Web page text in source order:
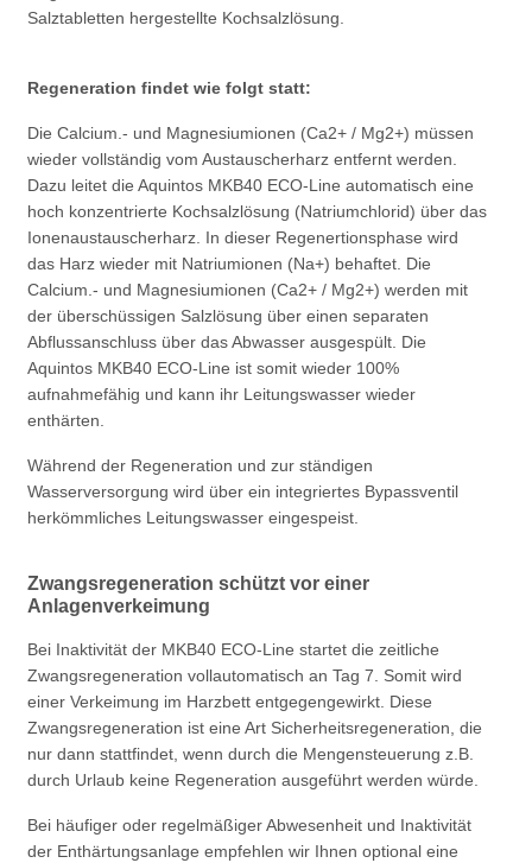
Salztabletten hergestellte Kochsalzlösung.
Regeneration findet wie folgt statt:
Die Calcium.- und Magnesiumionen (Ca2+ / Mg2+) müssen
wieder vollständig vom Austauscherharz entfernt werden.
Dazu leitet die Aquintos MKB40 ECO-Line automatisch eine
hoch konzentrierte Kochsalzlösung (Natriumchlorid) über das
Ionenaustauscherharz. In dieser Regenertionsphase wird
das Harz wieder mit Natriumionen (Na+) behaftet. Die
Calcium.- und Magnesiumionen (Ca2+ / Mg2+) werden mit
der überschüssigen Salzlösung über einen separaten
Abflussanschluss über das Abwasser ausgespült. Die
Aquintos MKB40 ECO-Line ist somit wieder 100%
aufnahmefähig und kann ihr Leitungswasser wieder
enthärten.
Während der Regeneration und zur ständigen
Wasserversorgung wird über ein integriertes Bypassventil
herkömmliches Leitungswasser eingespeist.
Zwangsregeneration schützt vor einer
Anlagenverkeimung
Bei Inaktivität der MKB40 ECO-Line startet die zeitliche
Zwangsregeneration vollautomatisch an Tag 7. Somit wird
einer Verkeimung im Harzbett entgegengewirkt. Diese
Zwangsregeneration ist eine Art Sicherheitsregeneration, die
nur dann stattfindet, wenn durch die Mengensteuerung z.B.
durch Urlaub keine Regeneration ausgeführt werden würde.
Bei häufiger oder regelmäßiger Abwesenheit und Inaktivität
der Enthärtungsanlage empfehlen wir Ihnen optional eine